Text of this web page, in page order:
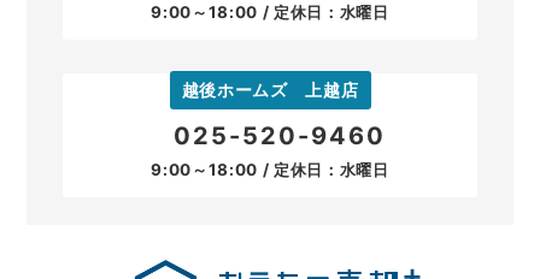
9:00～18:00 / 定休日：水曜日
越後ホームズ 上越店
025-520-9460
9:00～18:00 / 定休日：水曜日